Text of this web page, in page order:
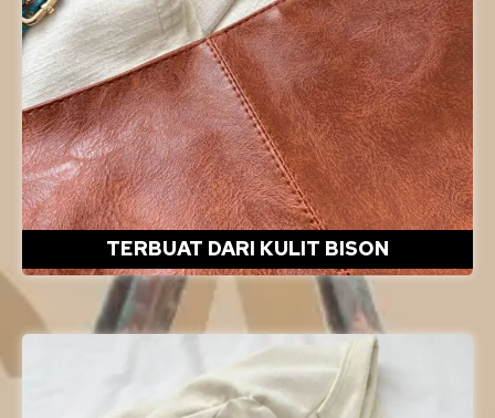
TERBUAT DARI KULIT BISON